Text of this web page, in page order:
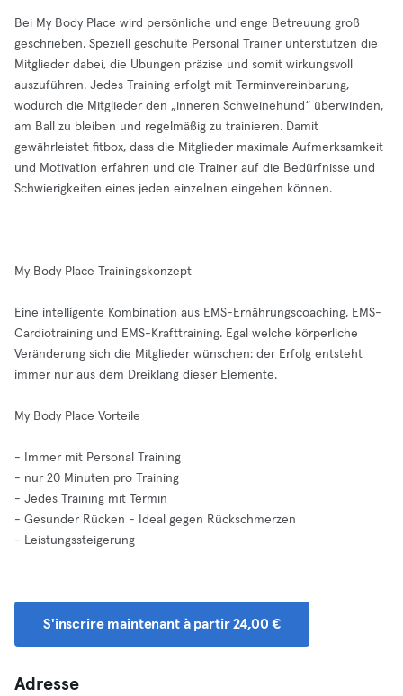
Bei My Body Place wird persönliche und enge Betreuung groß
geschrieben. Speziell geschulte Personal Trainer unterstützen die
Mitglieder dabei, die Übungen präzise und somit wirkungsvoll
auszuführen. Jedes Training erfolgt mit Terminvereinbarung,
wodurch die Mitglieder den „inneren Schweinehund“ überwinden,
am Ball zu bleiben und regelmäßig zu trainieren. Damit
gewährleistet fitbox, dass die Mitglieder maximale Aufmerksamkeit
und Motivation erfahren und die Trainer auf die Bedürfnisse und
Schwierigkeiten eines jeden einzelnen eingehen können.
My Body Place Trainingskonzept
Eine intelligente Kombination aus EMS-Ernährungscoaching, EMS-
Cardiotraining und EMS-Krafttraining. Egal welche körperliche
Veränderung sich die Mitglieder wünschen: der Erfolg entsteht
immer nur aus dem Dreiklang dieser Elemente.
My Body Place Vorteile
- Immer mit Personal Training
- nur 20 Minuten pro Training
- Jedes Training mit Termin
- Gesunder Rücken - Ideal gegen Rückschmerzen
- Leistungssteigerung
S'inscrire maintenant à partir 24,00 €
Adresse